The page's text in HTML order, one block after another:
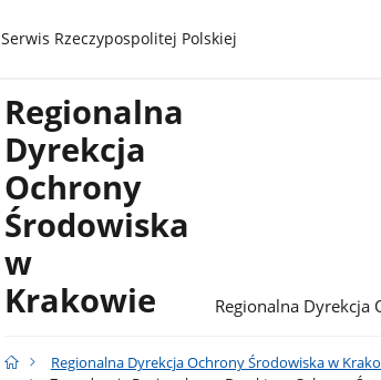
gov.pl
Serwis Rzeczypospolitej Polskiej
Regionalna
Dyrekcja
Ochrony
Środowiska
w
Krakowie
Regionalna Dyrekcja
Regionalna Dyrekcja Ochrony Środowiska w